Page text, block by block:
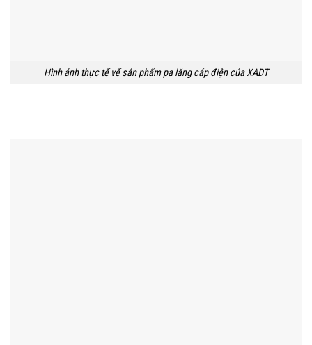
Hình ảnh thực tế vế sản phẩm pa lăng cáp điện của XADT